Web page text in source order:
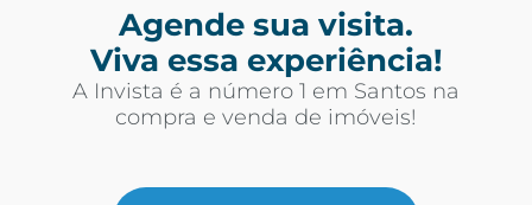
Agende sua visita.
Viva essa experiência!
A Invista é a número 1 em Santos na
compra e venda de imóveis!